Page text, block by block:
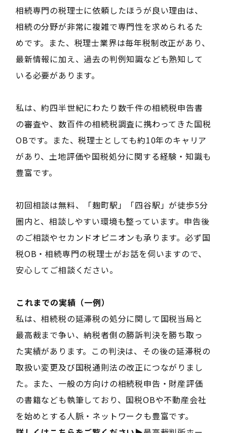
相続専門の税理士に依頼したほうが良い理由は、
相続の分野が非常に複雑で専門性を求められるた
めです。また、税理士業界は毎年税制改正があり、
最新情報に加え、過去の判例知識なども熟知して
いる必要があります。
私は、約四半世紀にわたり数千件の相続税申告書
の審査や、数百件の相続税調査に携わってきた国税
OBです。また、税理士としても約10年のキャリア
があり、土地評価や国税処分に関する経験・知識も
豊富です。
初回相談は無料、「麹町駅」「四谷駅」が徒歩5分
圏内と、相談しやすい環境も整っています。申告後
のご相談やセカンドオピニオンも承ります。必ず国
税OB・相続専門の税理士がお話を伺いますので、
安心してご相談ください。
――これまでの実績（一例）――
私は、相続税の延滞税の処分に関して国税当局と
最高裁まで争い、納税者側の勝訴判決を勝ち取っ
た実績があります。この判決は、その後の延滞税の
取扱い変更及び国税通則法の改正につながりまし
た。また、一般の方向けの相続税申告・財産評価
の書籍なども執筆しており、国税OBや不動産会社
を始めとする人脈・ネットワークも豊富です。